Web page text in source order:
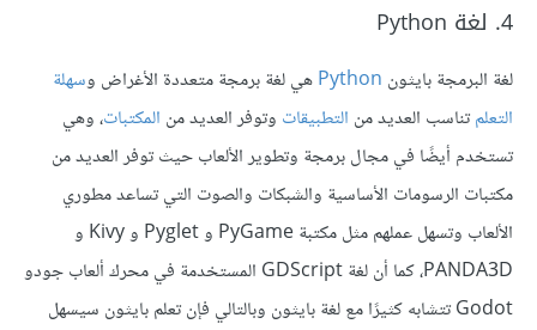
4. لغة Python
لغة البرمجة بايثون Pythonهي لغة برمجة متعددة الأغراض وسهلة
التعلمتناسب العديد من التطبيقات وتوفر العديد من المكتبات، وهي
تستخدم أيضًا في مجال برمجة وتطوير الألعاب حيث توفر العديد من
مكتبات الرسومات الأساسية والشبكات والصوت التي تساعد مطوري
الألعاب وتسهل عملهم مثل مكتبة PyGame و Pyglet و Kivy و
PANDA3D، كما أن لغة GDScript المستخدمة في محرك ألعاب جودو
Godot تتشابه كثيرًا مع لغة بايثون وبالتالي فإن تعلم بايثون سيسهل